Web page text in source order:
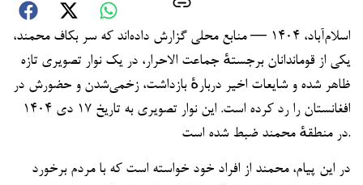
اسلام‌آباد، ۱۴۰۴ — منابع محلی گزارش داده‌اند که سر بکاف محمند،
یکی از قوماندانان برجستهٔ جماعت الاحرار، در یک نوار تصویری تازه
ظاهر شده و شایعات اخیر دربارهٔ بازداشت، زخمی‌شدن و حضورش در
افغانستان را رد کرده است. این نوار تصویری به تاریخ ۱۷ دی ۱۴۰۴
در منطقهٔ محمند ضبط شده است.
در این پیام، محمند از افراد خود خواسته است که با مردم برخورد